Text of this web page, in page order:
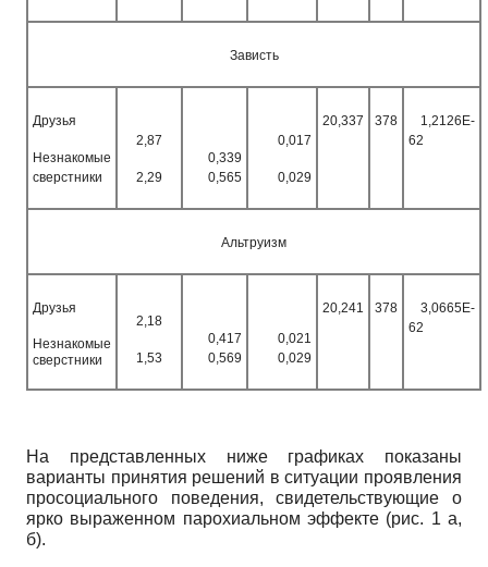
Зависть
Друзья
Незнакомые
сверстники
2,87
2,29
0,339
0,565
0,017
0,029
20,337 378
1,2126E-
62
Альтруизм
Друзья
Незнакомые
сверстники
2,18
1,53
0,417
0,569
0,021
0,029
20,241 378
3,0665E-
62
На представленных ниже графиках показаны
варианты принятия решений в ситуации проявления
просоциального поведения, свидетельствующие о
ярко выраженном парохиальном эффекте (рис. 1 а,
б).